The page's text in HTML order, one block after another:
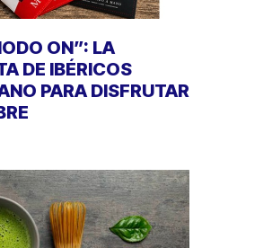
ON”: LA
DE IBÉRICOS
PARA DISFRUTAR